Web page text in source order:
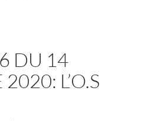
DU 14
L’O.S